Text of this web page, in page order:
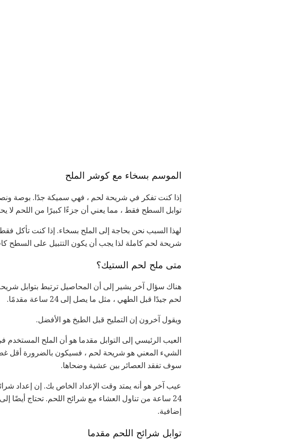
الموسم بسخاء مع كوشر الملح
إذا كنت تفكر في شريحة لحم ، فهي سميكة جدًا. بوصة
توابل السطح فقط ، مما يعني أن جزءًا كبيرًا من اللحم لا
لهذا السبب نحن بحاجة إلى الملح بسخاء. إذا كنت تأكل
شريحة لحم كاملة لذا يجب أن يكون التتبيل على
متى ملح لحم الستيك؟
هناك سؤال آخر يشير إلى أن المحاصيل ترتبط بتوابل
لحم جيدًا قبل الطهي ، مثل ما يصل إلى 24 ساعة مقدمًا.
ويقول آخرون إن التمليح قبل الطبخ هو الأفضل.
العيب الرئيسي إلى التوابل مقدما هو أن الملح
الشيء المعني هو شريحة لحم ، فسيكون بالضرورة أقل
سوف تفقد العصائر بين عشية وضحاها.
إضافية.
توابل شرائح اللحم مقدما